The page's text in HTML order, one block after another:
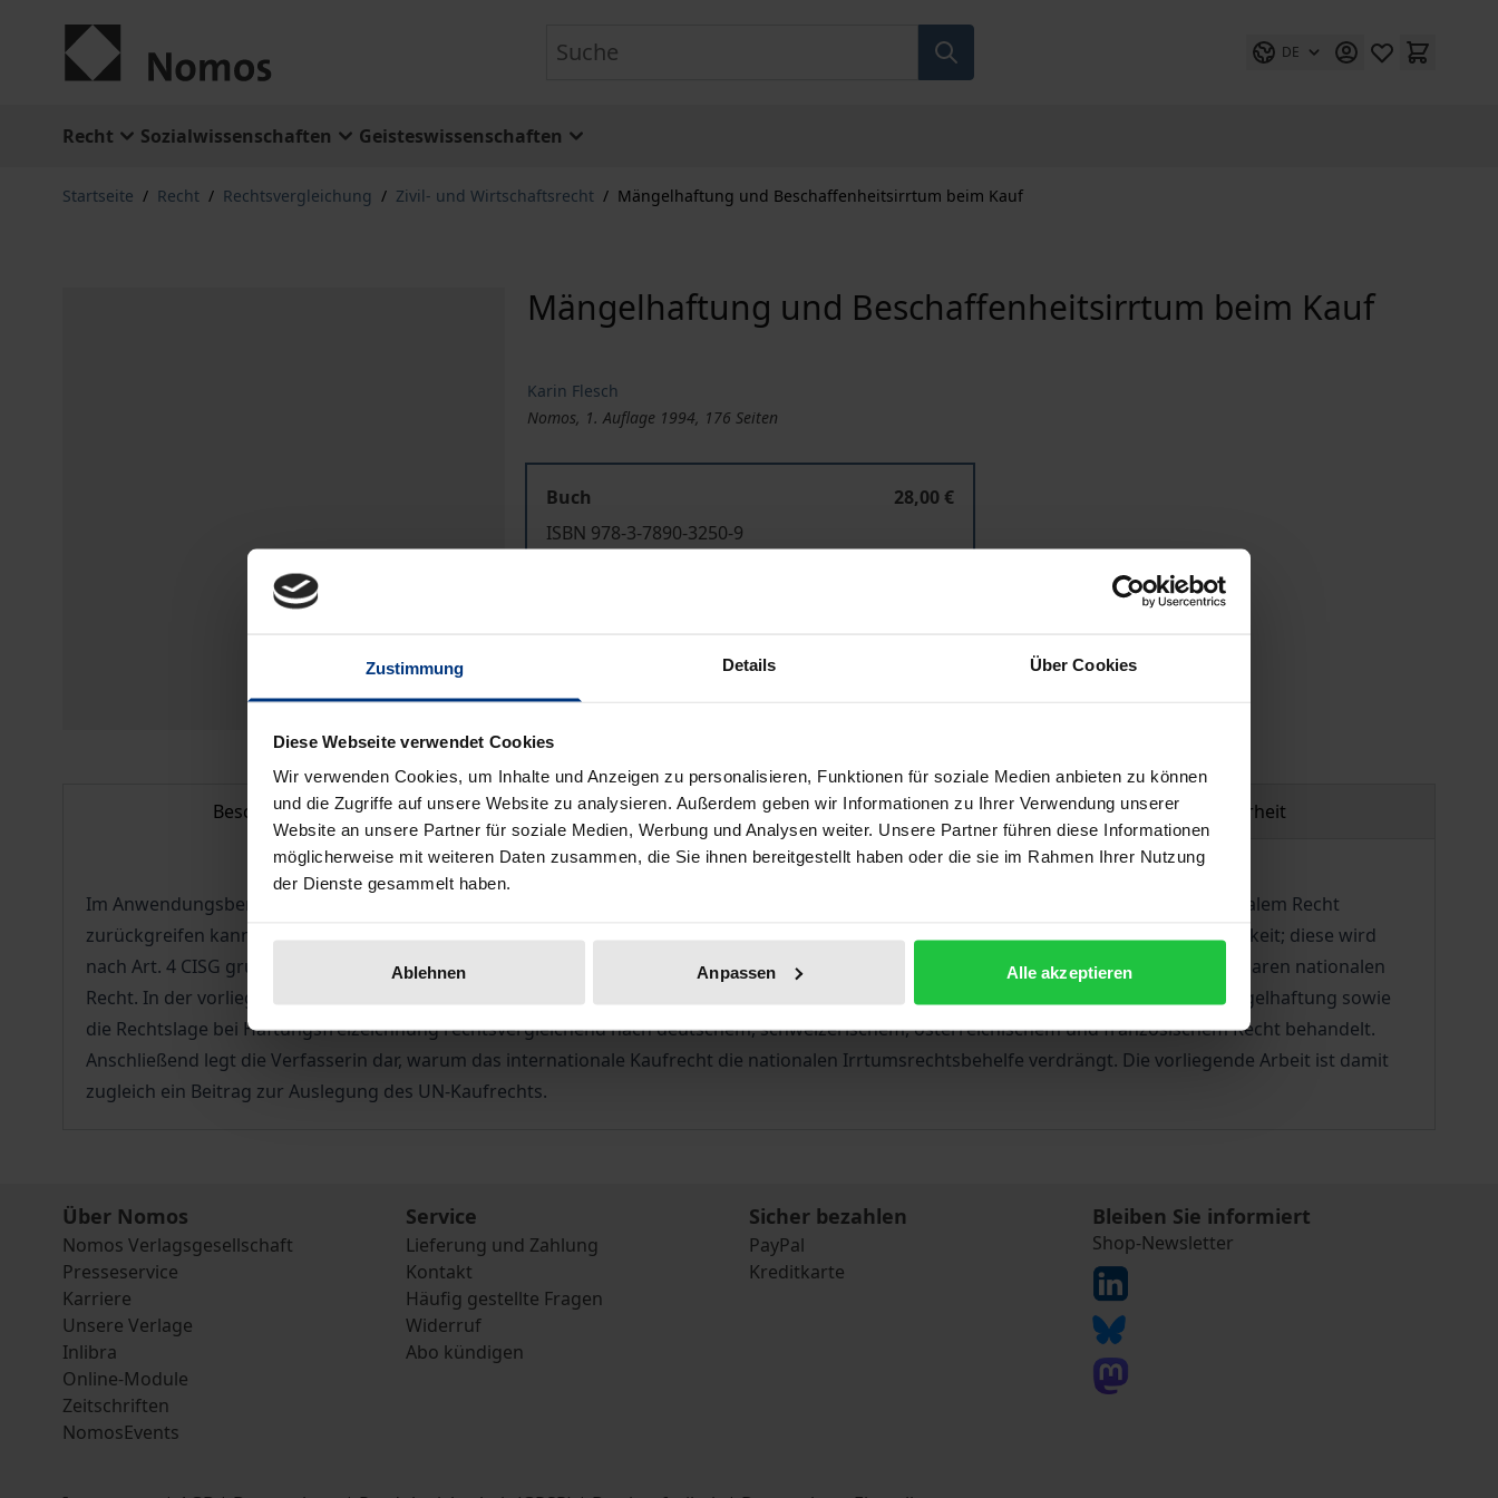
Zustimmung Details Über Cookies
Diese Webseite verwendet Cookies
Wir verwenden Cookies, um Inhalte und Anzeigen zu personalisieren, Funktionen für soziale Medien anbieten zu können
und die Zugriffe auf unsere Website zu analysieren. Außerdem geben wir Informationen zu Ihrer Verwendung unserer
Website an unsere Partner für soziale Medien, Werbung und Analysen weiter. Unsere Partner führen diese Informationen
möglicherweise mit weiteren Daten zusammen, die Sie ihnen bereitgestellt haben oder die sie im Rahmen Ihrer Nutzung
der Dienste gesammelt haben.
Ablehnen Anpassen Alle akzeptieren
DE
Recht Sozialwissenschaften Geisteswissenschaften
Startseite / Recht / Rechtsvergleichung / Zivil- und Wirtschaftsrecht / Mängelhaftung und Beschaffenheitsirrtum beim Kauf
Mängelhaftung und Beschaffenheitsirrtum beim Kauf
Karin Flesch
Nomos, 1. Auflage 1994, 176 Seiten
Buch
28,00 €
ISBN 978-3-7890-3250-9
In den Warenkorb Zur Wunschliste hinzufügen
Hinweise zu Versandkosten
Beschreibung Bibliografische Angaben Produktsicherheit
Im Anwendungsbereich des internationalen Einheitskaufrechts stellt sich die Frage, ob der Käufer auf die Irrtumsanfechtung nach nationalem Recht
zurückgreifen kann, wenn die gelieferte Sache mit einem Sach- oder Rechtsmangel behaftet ist. Die Anfechtung betrifft die Vertragsgültigkeit; diese wird
nach Art. 4 CISG grundsätzlich nicht vom Übereinkommen geregelt. Sie unterliegt daher weiterhin dem nach den Regeln des IPR anwendbaren nationalen
Recht. In der vorliegenden Monographie werden das Verhältnis der Anfechtung wegen Beschaffenheitsirrtums zur Sach- und Rechtsmängelhaftung sowie
die Rechtslage bei Haftungsfreizeichnung rechtsvergleichend nach deutschem, schweizerischem, österreichischem und französischem Recht behandelt.
Anschließend legt die Verfasserin dar, warum das internationale Kaufrecht die nationalen Irrtumsrechtsbehelfe verdrängt. Die vorliegende Arbeit ist damit
zugleich ein Beitrag zur Auslegung des UN-Kaufrechts.
Über Nomos
Nomos Verlagsgesellschaft
Presseservice
Karriere
Unsere Verlage
Inlibra
Online-Module
Zeitschriften
NomosEvents
Service
Lieferung und Zahlung
Kontakt
Häufig gestellte Fragen
Widerruf
Abo kündigen
Sicher bezahlen
PayPal
Kreditkarte
Bleiben Sie informiert
Shop-Newsletter